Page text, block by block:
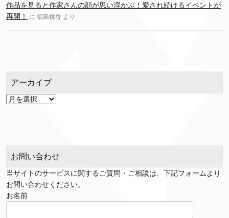
作品を見ると作家さんの顔が思い浮かぶ！愛され続けるイベントが
再開！
に 福島桃香 より
アーカイブ
ア
お問い合わせ
当サイトのサービスに関するご質問・ご相談は、下記フォームより
お問い合わせください。
お名前